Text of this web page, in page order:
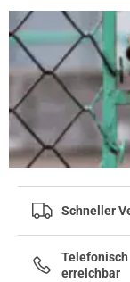
Schneller
Telefonisch
erreichbar